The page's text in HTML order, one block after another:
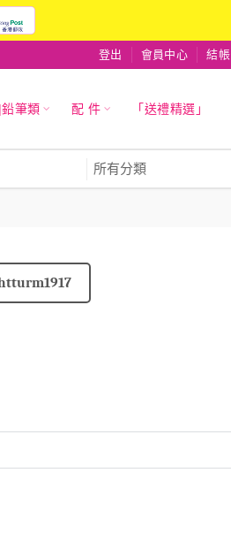
登出 會員中心 結帳
筆類 配 件 「送禮精選」